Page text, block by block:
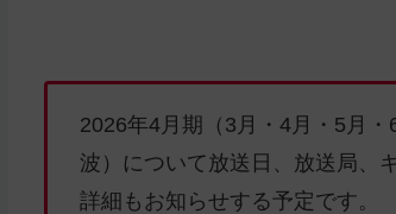
2026年4月期（3月・4月・5月・
波）について放送日、放送局、
詳細もお知らせする予定です。